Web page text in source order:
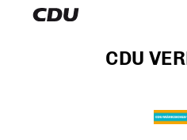
CDU